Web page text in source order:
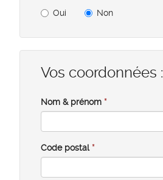
Oui Non
Vos coordonnées :
Nom & prénom *
Code postal *